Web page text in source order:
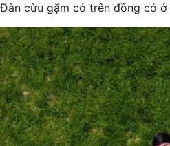
Đàn cừu gặm cỏ trên đồng cỏ ở